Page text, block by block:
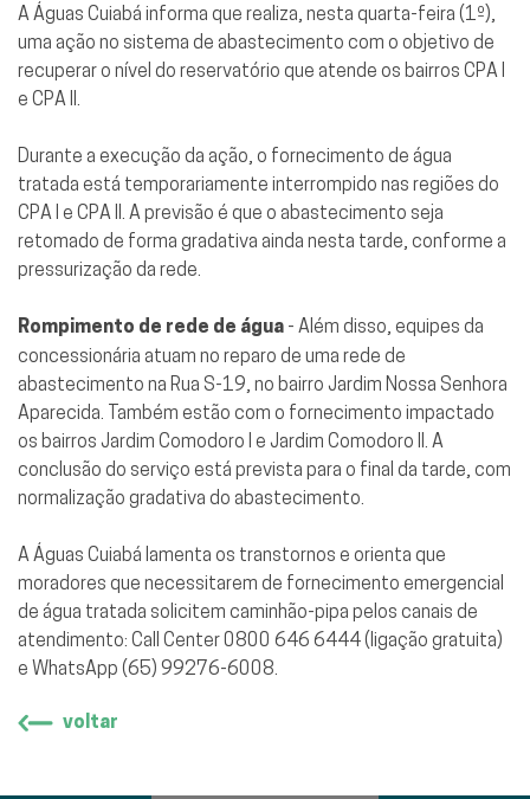
A Águas Cuiabá informa que realiza, nesta quarta-feira (1º),
uma ação no sistema de abastecimento com o objetivo de
recuperar o nível do reservatório que atende os bairros CPA I
e CPA II.
Durante a execução da ação, o fornecimento de água
tratada está temporariamente interrompido nas regiões do
CPA I e CPA II. A previsão é que o abastecimento seja
retomado de forma gradativa ainda nesta tarde, conforme a
pressurização da rede.
Rompimento de rede de água - Além disso, equipes da
concessionária atuam no reparo de uma rede de
abastecimento na Rua S-19, no bairro Jardim Nossa Senhora
Aparecida. Também estão com o fornecimento impactado
os bairros Jardim Comodoro I e Jardim Comodoro II. A
conclusão do serviço está prevista para o final da tarde, com
normalização gradativa do abastecimento.
A Águas Cuiabá lamenta os transtornos e orienta que
moradores que necessitarem de fornecimento emergencial
de água tratada solicitem caminhão-pipa pelos canais de
atendimento: Call Center 0800 646 6444 (ligação gratuita)
e WhatsApp (65) 99276-6008.
voltar